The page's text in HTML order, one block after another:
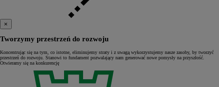
×
Tworzymy przestrzeń do rozwoju
Koncentrując się na tym, co istotne, eliminujemy straty i z uwagą wykorzystujemy nasze zasoby, by tworzyć
przestrzeń do rozwoju. Stanowi to fundament pozwalający nam generować nowe pomysły na przyszłość.
Otwieramy się na konkurencję